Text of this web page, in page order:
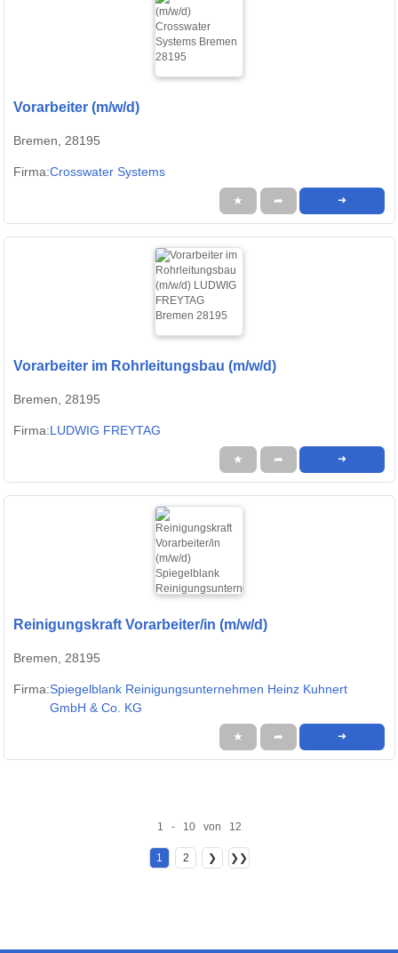
Vorarbeiter (m/w/d)
Bremen, 28195
Firma:Crosswater Systems
★ ➦ ➜
Vorarbeiter im Rohrleitungsbau (m/w/d)
Bremen, 28195
Firma:LUDWIG FREYTAG
★ ➦ ➜
Reinigungskraft Vorarbeiter/in (m/w/d)
Bremen, 28195
Firma:Spiegelblank Reinigungsunternehmen Heinz Kuhnert
GmbH & Co. KG
★ ➦ ➜
1 - 10 von 12
1 2 ❯ ❯❯